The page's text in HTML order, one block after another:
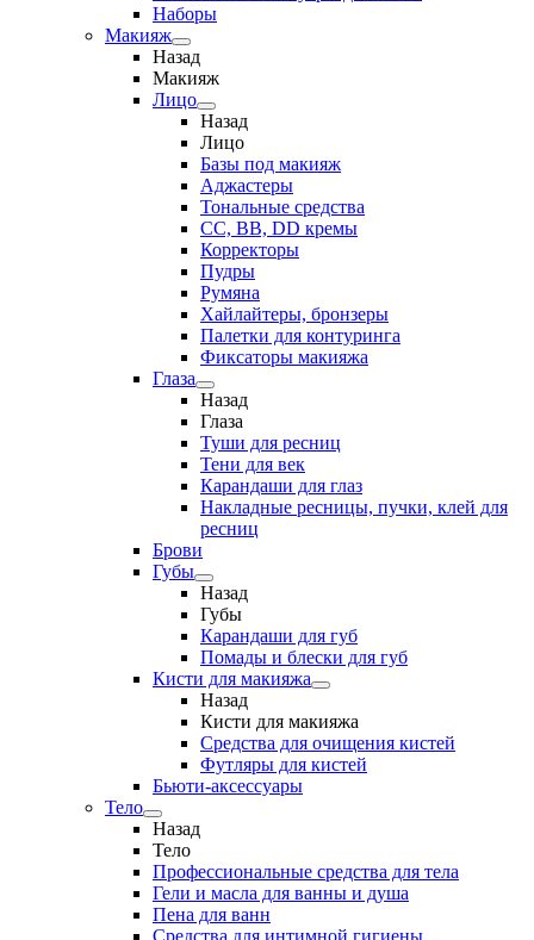
Наборы
Макияж
Назад
Макияж
Лицо
Назад
Лицо
Базы под макияж
Аджастеры
Тональные средства
CC, BB, DD кремы
Корректоры
Пудры
Румяна
Хайлайтеры, бронзеры
Палетки для контуринга
Фиксаторы макияжа
Глаза
Назад
Глаза
Туши для ресниц
Тени для век
Карандаши для глаз
Накладные ресницы, пучки, клей для
ресниц
Брови
Губы
Назад
Губы
Карандаши для губ
Помады и блески для губ
Кисти для макияжа
Назад
Кисти для макияжа
Средства для очищения кистей
Футляры для кистей
Бьюти-аксессуары
Тело
Назад
Тело
Профессиональные средства для тела
Гели и масла для ванны и душа
Пена для ванн
Средства для интимной гигиены